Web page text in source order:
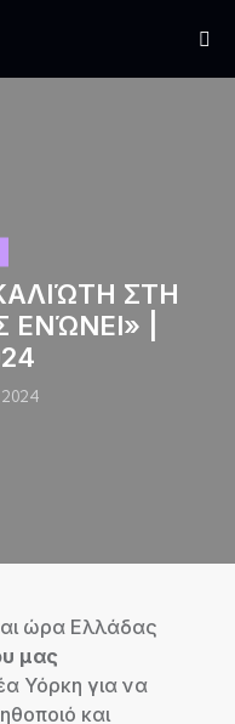
ΣΤΗ
|
2024
ώρα Ελλάδας
μας
Υόρκη για να
και